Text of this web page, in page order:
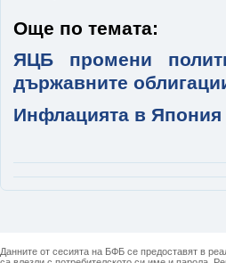
Още по темата:
ЯЦБ промени
държавните
Инфлацията в Япония
Данните от сесията на БФБ се предоставят в